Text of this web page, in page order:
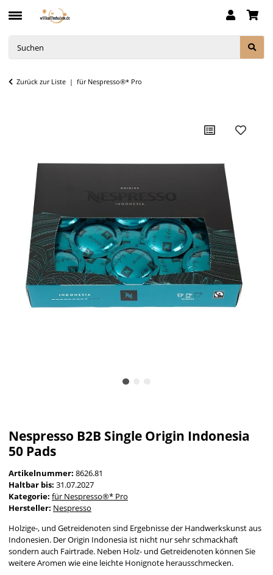
Zurück zur Liste für Nespresso®* Pro
Nespresso B2B Single Origin Indonesia
50 Pads
Artikelnummer: 8626.81
Haltbar bis: 31.07.2027
Kategorie: für Nespresso®* Pro
Hersteller: Nespresso
Holzige-, und Getreidenoten sind Ergebnisse der Handwerkskunst aus
Indonesien. Der Origin Indonesia ist nicht nur sehr schmackhaft
sondern auch Fairtrade. Neben Holz- und Getreidenoten können Sie
weitere Aromen wie eine leichte Honignote herausschmecken.